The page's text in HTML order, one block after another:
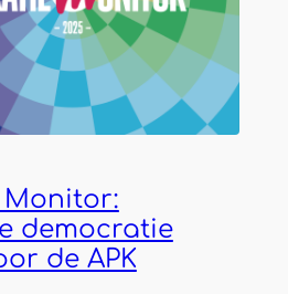
Monitor:
democratie
de APK